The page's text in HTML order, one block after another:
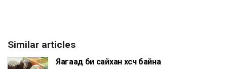
Similar articles
Яагаад би сайхан хүсч байна